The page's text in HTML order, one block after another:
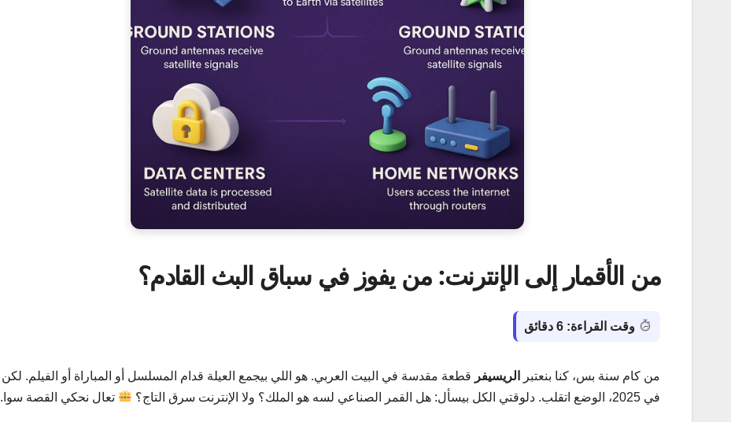
من الأقمار إلى الإنترنت: من يفوز في سباق البث القادم؟
وقت القراءة: 6 دقائق
من كام سنة بس، كنا بنعتبر الريسيفر قطعة مقدسة في البيت العربي. هو اللي بيجمع العيلة قدام المسلسل أو المباراة أو الفيلم. لكن
في 2025، الوضع اتقلب. دلوقتي الكل بيسأل: هل القمر الصناعي لسه هو الملك؟ ولا الإنترنت سرق التاج؟
تعال نحكي القصة سوا.